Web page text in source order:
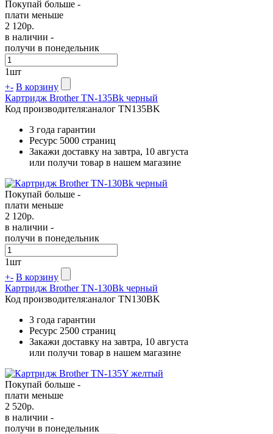
Покупай больше -
плати меньше
2 120р.
в наличии -
получи в понедельник
1шт
+- В корзину
Картридж Brother TN-135Bk черный
Код производителя:аналог TN135BK
3 года гарантии
Ресурс 5000 страниц
Закажи доставку на завтра, 10 августа
или получи товар в нашем магазине
Покупай больше -
плати меньше
2 120р.
в наличии -
получи в понедельник
1шт
+- В корзину
Картридж Brother TN-130Bk черный
Код производителя:аналог TN130BK
3 года гарантии
Ресурс 2500 страниц
Закажи доставку на завтра, 10 августа
или получи товар в нашем магазине
Покупай больше -
плати меньше
2 520р.
в наличии -
получи в понедельник